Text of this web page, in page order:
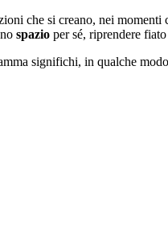
che si creano, nei
spazio per sé, riprendere
significhi, in qualche